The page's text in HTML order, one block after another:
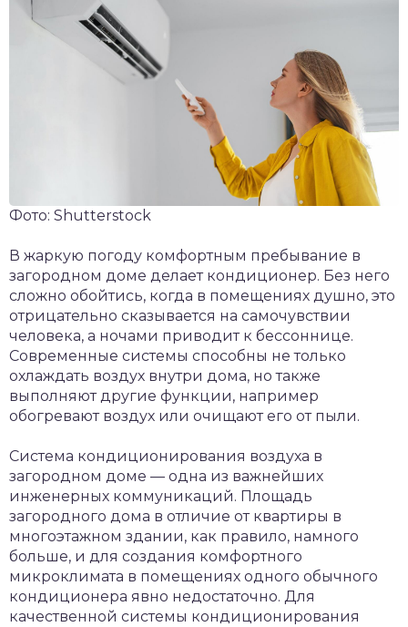
Фото: Shutterstock
В жаркую погоду комфортным пребывание в
загородном доме делает кондиционер. Без него
сложно обойтись, когда в помещениях душно, это
отрицательно сказывается на самочувствии
человека, а ночами приводит к бессоннице.
Современные системы способны не только
охлаждать воздух внутри дома, но также
выполняют другие функции, например
обогревают воздух или очищают его от пыли.
Система кондиционирования воздуха в
загородном доме — одна из важнейших
инженерных коммуникаций. Площадь
загородного дома в отличие от квартиры в
многоэтажном здании, как правило, намного
больше, и для создания комфортного
микроклимата в помещениях одного обычного
кондиционера явно недостаточно. Для
качественной системы кондиционирования